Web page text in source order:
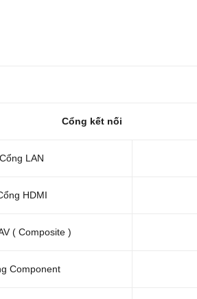
Cổng kết nối
Cổng LAN
HDMI
( Composite )
Component